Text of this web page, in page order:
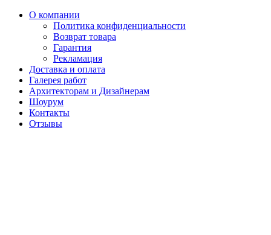
О компании
Политика конфиденциальности
Возврат товара
Гарантия
Рекламация
Доставка и оплата
Галерея работ
Архитекторам и Дизайнерам
Шоурум
Контакты
Отзывы